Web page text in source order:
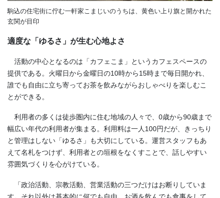
駒込の住宅街に佇む一軒家こまじいのうちは、黄色い上り旗と開かれた
玄関が目印
適度な「ゆるさ」が生む心地よさ
活動の中心となるのは「カフェこま」というカフェスペースの
提供である。火曜日から金曜日の10時から15時まで毎日開かれ、
誰でも自由に立ち寄ってお茶を飲みながらおしゃべりを楽しむこ
とができる。
利用者の多くは徒歩圏内に住む地域の人々で、0歳から90歳まで
幅広い年代の利用者が集まる。利用料は一人100円だが、きっちり
と管理はしない「ゆるさ」も大切にしている。運営スタッフもあ
えて名札をつけず、利用者との垣根をなくすことで、話しやすい
雰囲気づくりを心がけている。
「政治活動、宗教活動、営業活動の三つだけはお断りしていま
す。それ以外は基本的に何でも自由。お酒を飲んでも食事をして